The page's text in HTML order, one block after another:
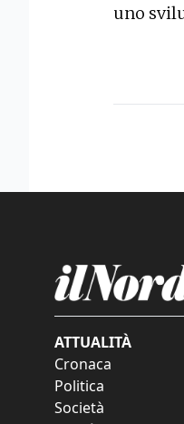
uno
ATTUALITÀ
Cronaca
Politica
Società